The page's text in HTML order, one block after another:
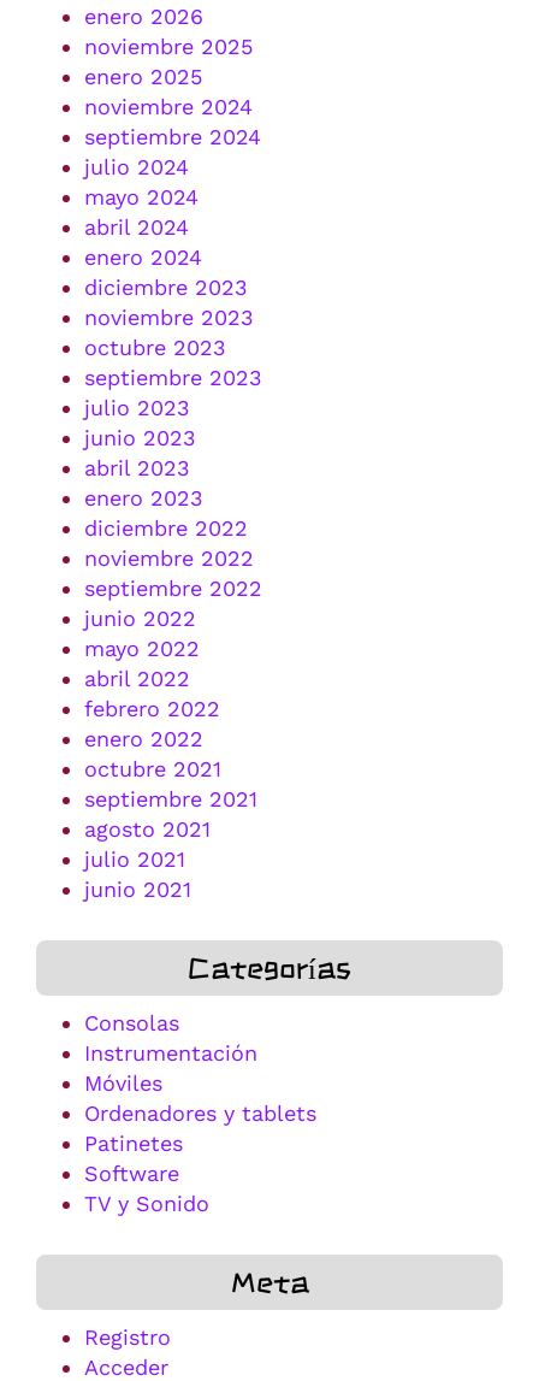
enero 2026
noviembre 2025
enero 2025
noviembre 2024
septiembre 2024
julio 2024
mayo 2024
abril 2024
enero 2024
diciembre 2023
noviembre 2023
octubre 2023
septiembre 2023
julio 2023
junio 2023
abril 2023
enero 2023
diciembre 2022
noviembre 2022
septiembre 2022
junio 2022
mayo 2022
abril 2022
febrero 2022
enero 2022
octubre 2021
septiembre 2021
agosto 2021
julio 2021
junio 2021
Categorías
Consolas
Instrumentación
Móviles
Ordenadores y tablets
Patinetes
Software
TV y Sonido
Meta
Registro
Acceder